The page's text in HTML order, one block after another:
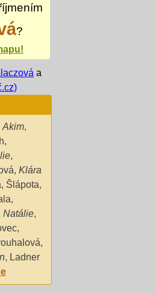
?
a
Akim,
,
,
, Klára
, Šlápota,
,
Natálie,
,
,
, Ladner